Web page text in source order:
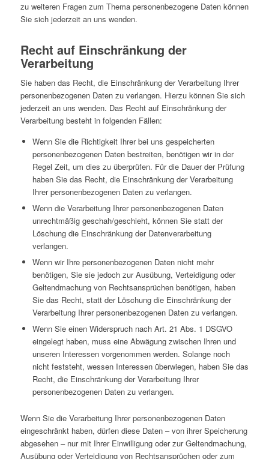
zu weiteren Fragen zum Thema personenbezogene Daten können
Sie sich jederzeit an uns wenden.
Recht auf Einschränkung der
Verarbeitung
Sie haben das Recht, die Einschränkung der Verarbeitung Ihrer
personenbezogenen Daten zu verlangen. Hierzu können Sie sich
jederzeit an uns wenden. Das Recht auf Einschränkung der
Verarbeitung besteht in folgenden Fällen:
Wenn Sie die Richtigkeit Ihrer bei uns gespeicherten
personenbezogenen Daten bestreiten, benötigen wir in der
Regel Zeit, um dies zu überprüfen. Für die Dauer der Prüfung
haben Sie das Recht, die Einschränkung der Verarbeitung
Ihrer personenbezogenen Daten zu verlangen.
Wenn die Verarbeitung Ihrer personenbezogenen Daten
unrechtmäßig geschah/geschieht, können Sie statt der
Löschung die Einschränkung der Datenverarbeitung
verlangen.
Wenn wir Ihre personenbezogenen Daten nicht mehr
benötigen, Sie sie jedoch zur Ausübung, Verteidigung oder
Geltendmachung von Rechtsansprüchen benötigen, haben
Sie das Recht, statt der Löschung die Einschränkung der
Verarbeitung Ihrer personenbezogenen Daten zu verlangen.
Wenn Sie einen Widerspruch nach Art. 21 Abs. 1 DSGVO
eingelegt haben, muss eine Abwägung zwischen Ihren und
unseren Interessen vorgenommen werden. Solange noch
nicht feststeht, wessen Interessen überwiegen, haben Sie das
Recht, die Einschränkung der Verarbeitung Ihrer
personenbezogenen Daten zu verlangen.
Wenn Sie die Verarbeitung Ihrer personenbezogenen Daten
eingeschränkt haben, dürfen diese Daten – von ihrer Speicherung
abgesehen – nur mit Ihrer Einwilligung oder zur Geltendmachung,
Ausübung oder Verteidigung von Rechtsansprüchen oder zum